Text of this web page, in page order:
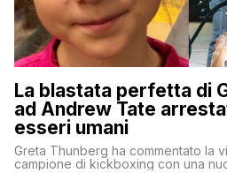
La blastata perfetta di
ad Andrew Tate
esseri umani
Greta Thunberg ha commentato la
campione di kickboxing con una